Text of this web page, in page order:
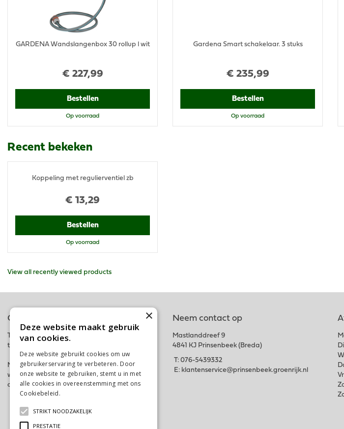
€ 227,99
GARDENA Wandslangenbox 30 rollup l wit
Bestellen
Op voorraad
€ 235,99
Gardena Smart schakelaar. 3 stuks
Bestellen
Op voorraad
Recent bekeken
€ 13,29
Koppeling met regulierventiel zb
Bestellen
Op voorraad
View all recently viewed products
Online tuincentrum
Tuincentrum Schalk is onderdeel van het fysieke
tuincentrum GroenRijk Schalk nabij Breda.
Met deze webshop hopen wij iedereen in zijn
wensen te kunnen voorzien. Bestel gemakkelijk
online of kom langs in ons tuincentrum. Tot snel!
Neem contact op
Mastlanddreef 9
4841 KJ Prinsenbeek (Breda)
T: 076-5439332
E: klantenservice@prinsenbeek.groenrijk.nl
×
Deze website maakt gebruik
van cookies.
Deze website gebruikt cookies om uw
gebruikerservaring te verbeteren. Door
onze website te gebruiken, stemt u in met
alle cookies in overeenstemming met ons
Cookiebeleid.
STRIKT NOODZAKELIJK
PRESTATIE